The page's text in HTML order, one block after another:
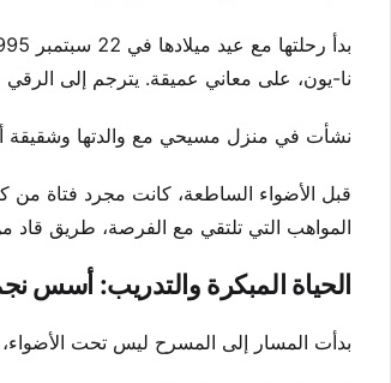
نا-يون، على معاني عميقة. يترجم إلى
نشأت في منزل مسيحي مع والدتها وشقيقة
المواهب التي تلتقي مع الفرصة، طريق
الحياة المبكرة والتدريب: أسس
بدأت المسار إلى المسرح ليس تحت الأضواء،